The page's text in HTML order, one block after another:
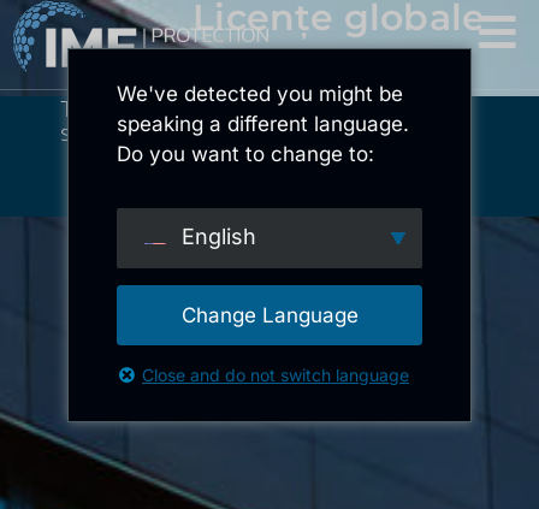
Licențe globale
Tehnologie care protejează -
structuri care consolidează piețele.
We've detected you might be
speaking a different language.
Do you want to change to:
English
Change Language
Close and do not switch language